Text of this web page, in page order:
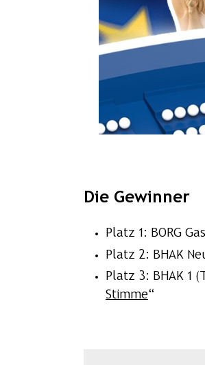
Die Gewinner
Platz 1: BORG
Platz 2: BHAK
Platz 3: BHAK 1
Stimme“